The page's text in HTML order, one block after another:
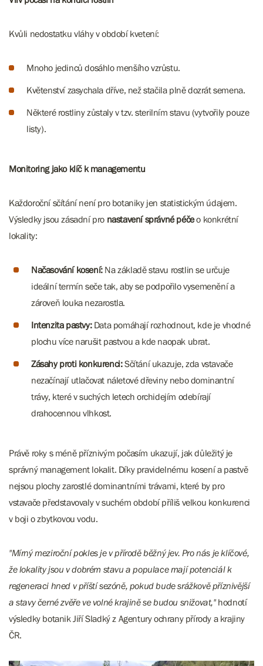
Kvůli nedostatku vláhy v období kvetení:
Mnoho jedinců dosáhlo menšího vzrůstu.
Květenství zasychala dříve, než stačila plně dozrát semena.
Některé rostliny zůstaly v tzv. sterilním stavu (vytvořily pouze
listy).
Monitoring jako klíč k managementu
Každoroční sčítání není pro botaniky jen statistickým údajem.
Výsledky jsou zásadní pro nastavení správné péčeo konkrétní
lokality:
Načasování kosení:Na základě stavu rostlin se určuje
ideální termín seče tak, aby se podpořilo vysemenění a
zároveň louka nezarostla.
Intenzita pastvy:Data pomáhají rozhodnout, kde je vhodné
plochu více narušit pastvou a kde naopak ubrat.
Zásahy proti konkurenci:Sčítání ukazuje, zda vstavače
nezačínají utlačovat náletové dřeviny nebo dominantní
trávy, které v suchých letech orchidejím odebírají
drahocennou vlhkost.
Právě roky s méně příznivým počasím ukazují, jak důležitý je
správný management lokalit. Díky pravidelnému kosení a pastvě
nejsou plochy zarostlé dominantními trávami, které by pro
vstavače představovaly v suchém období příliš velkou konkurenci
v boji o zbytkovou vodu.
"Mírný meziroční pokles je v přírodě běžný jev. Pro nás je klíčové,
že lokality jsou v dobrém stavu a populace mají potenciál k
regeneraci hned v příští sezóně, pokud bude srážkově příznivější
a stavy černé zvěře ve volné krajině se budou snižovat,"hodnotí
výsledky botanik Jiří Sladký z Agentury ochrany přírody a krajiny
ČR.